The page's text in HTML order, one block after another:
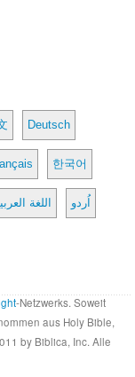
Deutsch
한국어
اللغة اُردو
-Netzwerks. Soweit
aus Holy Bible,
by Biblica, Inc. Alle